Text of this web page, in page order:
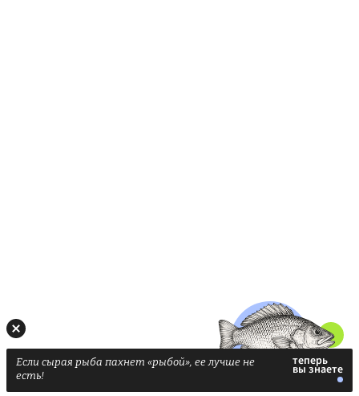
Если сырая рыба пахнет «рыбой», ее лучше не
есть!